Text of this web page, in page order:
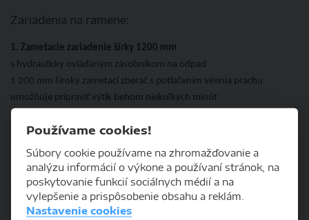
Zariadenia na ramene:
1. Zametacie zariadenie šírky 1200 mm
s hydraulicky ovládaným zásobníkom na odpad
1 200 mm široký zametací zberač s potlačením vírenia prachu
umožňuje pripraviť výtlk behom niekoľkých minút
2. Zbíjací hydraulicky ovládaný sekáč na asfalt
360° naklápacia hlava umožňuje obrezávať prekážky, ako napr.
poklopy kanálov, priamo z kabíny strojníka vodiča, čím sa eliminuje
tzv. Raynaudov syndróm z vibrácií a nutnosť používať ručné
hydraulické stroje
Používame cookies!
Súbory cookie používame na zhromažďovanie a
analýzu informácií o výkone a používaní stránok, na
poskytovanie funkcií sociálnych médií a na
vylepšenie a prispôsobenie obsahu a reklám.
Nastavenie cookies